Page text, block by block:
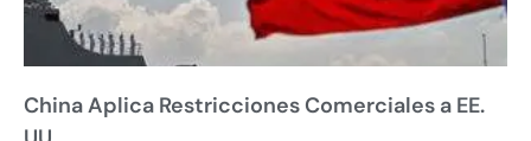
China Aplica Restricciones Comerciales a EE.